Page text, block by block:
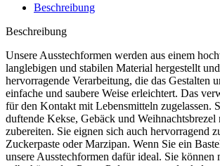
Beschreibung
Beschreibung
Unsere Ausstechformen werden aus einem
langlebigen und stabilen Material hergestellt
hervorragende Verarbeitung, die das Gestalten
einfache und saubere Weise erleichtert. Das
für den Kontakt mit Lebensmitteln zugelassen.
duftende Kekse, Gebäck und
zubereiten. Sie eignen sich auch hervorragend
Zuckerpaste oder Marzipan. Wenn Sie ein
unsere Ausstechformen dafür ideal. Sie können